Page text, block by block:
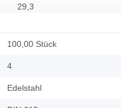
29,3
100,00 Stück
4
Edelstahl